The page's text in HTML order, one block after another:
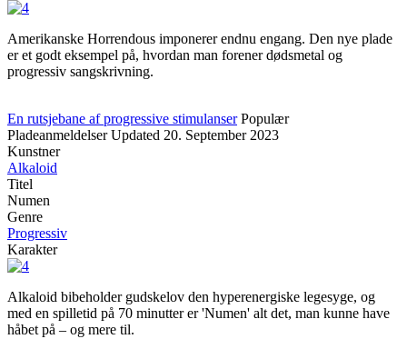
Amerikanske Horrendous imponerer endnu engang. Den nye plade
er et godt eksempel på, hvordan man forener dødsmetal og
progressiv sangskrivning.
En rutsjebane af progressive stimulanser Populær
Pladeanmeldelser Updated 20. September 2023
Kunstner
Alkaloid
Titel
Numen
Genre
Progressiv
Karakter
Alkaloid bibeholder gudskelov den hyperenergiske legesyge, og
med en spilletid på 70 minutter er 'Numen' alt det, man kunne have
håbet på – og mere til.